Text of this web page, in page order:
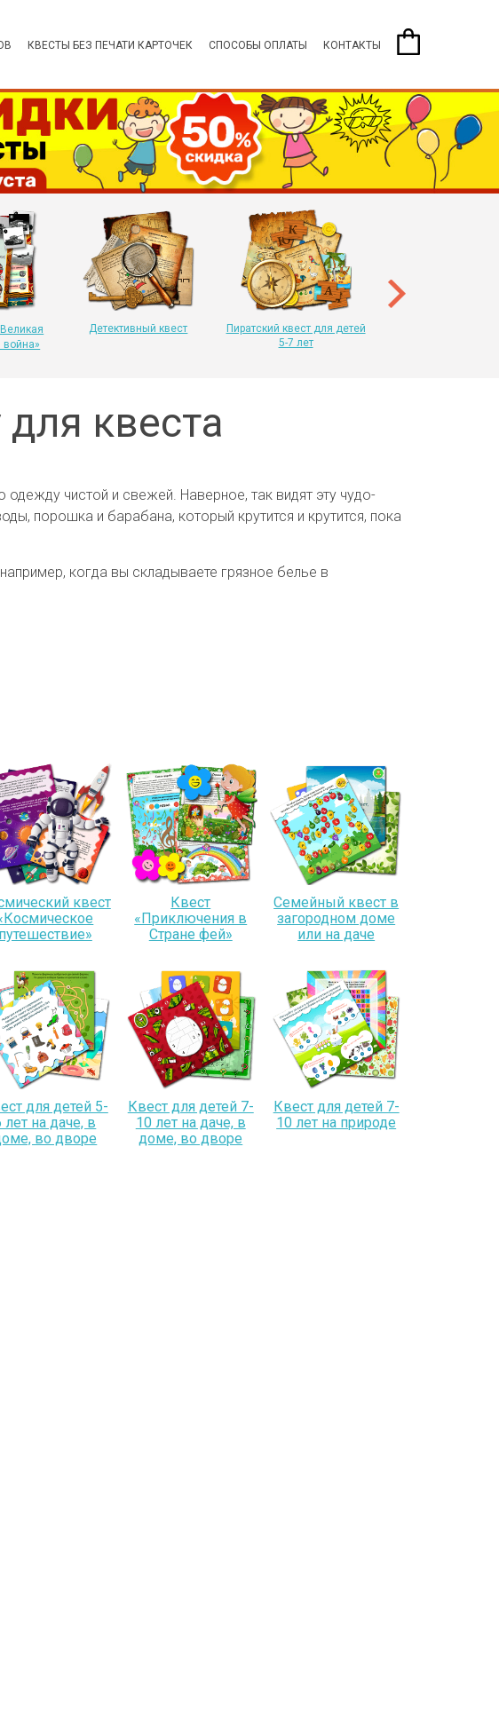
КВЕСТЫ БЕЗ ПЕЧАТИ КАРТОЧЕК СПОСОБЫ ОПЛАТЫ КОНТАКТЫ
война»
Детективный квест
Пиратский квест для детей
5-7 лет
квеста
чистой и свежей. Наверное, так видят эту чудо-
порошка и барабана, который крутится и крутится, пока
когда вы складываете грязное белье в
квест
путешествие»
Квест
«Приключения в
Стране фей»
Семейный квест в
загородном доме
или на даче
для детей 5-
лет на даче, в
во дворе
Квест для детей 7-
10 лет на даче, в
доме, во дворе
Квест для детей 7-
10 лет на природе